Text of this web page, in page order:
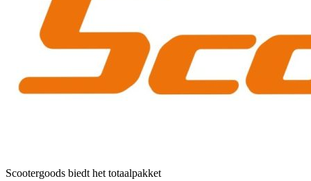
Scootergoods biedt het totaalpakket